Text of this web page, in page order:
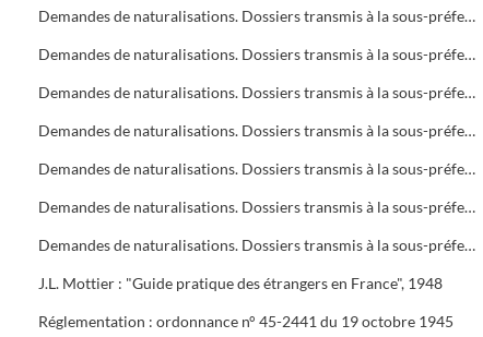
Demandes de naturalisations. Dossiers transmis à la sous-préfecture
Demandes de naturalisations. Dossiers transmis à la sous-préfecture
Demandes de naturalisations. Dossiers transmis à la sous-préfecture
Demandes de naturalisations. Dossiers transmis à la sous-préfecture
Demandes de naturalisations. Dossiers transmis à la sous-préfecture
Demandes de naturalisations. Dossiers transmis à la sous-préfecture
Demandes de naturalisations. Dossiers transmis à la sous-préfecture
J.L. Mottier : "Guide pratique des étrangers en France", 1948
Réglementation : ordonnance n° 45-2441 du 19 octobre 1945